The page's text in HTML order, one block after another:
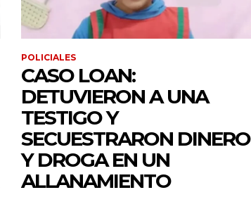
POLICIALES
CASO LOAN:
DETUVIERON A UNA
TESTIGO Y
SECUESTRARON DINERO
Y DROGA EN UN
ALLANAMIENTO